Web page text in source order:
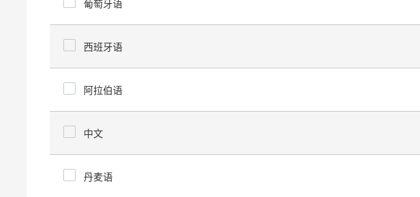
葡萄牙语
西班牙语
阿拉伯语
中文
丹麦语